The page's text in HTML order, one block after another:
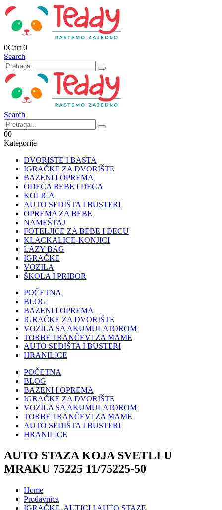
0Cart 0
Search
Search
00
Kategorije
DVORISTE I BASTA
IGRAČKE ZA DVORIŠTE
BAZENI I OPREMA
ODEĆA BEBE I DECA
KOLICA
AUTO SEDIŠTA I BUSTERI
OPREMA ZA BEBE
NAMEŠTAJ
FOTELJICE ZA BEBE I DECU
KLACKALICE-KONJICI
LAZY BAG
IGRAČKE
VOZILA
ŠKOLA I PRIBOR
POČETNA
BLOG
BAZENI I OPREMA
IGRAČKE ZA DVORIŠTE
VOZILA SA AKUMULATOROM
TORBE I RANČEVI ZA MAME
AUTO SEDIŠTA I BUSTERI
HRANILICE
POČETNA
BLOG
BAZENI I OPREMA
IGRAČKE ZA DVORIŠTE
VOZILA SA AKUMULATOROM
TORBE I RANČEVI ZA MAME
AUTO SEDIŠTA I BUSTERI
HRANILICE
AUTO STAZA KOJA SVETLI U
MRAKU 75225 11/75225-50
Home
Prodavnica
IGRAČKE, AUTICI I AUTO STAZE